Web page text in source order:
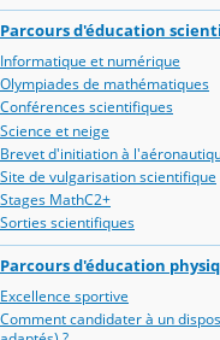
Parcours d'éducation
Informatique et numérique
Olympiades de mathématiques
Conférences scientifiques
Science et neige
Brevet d'initiation à
Site de vulgarisation scientifique
Stages MathC2+
Sorties scientifiques
Parcours d'éducation
Excellence sportive
Comment candidater à un